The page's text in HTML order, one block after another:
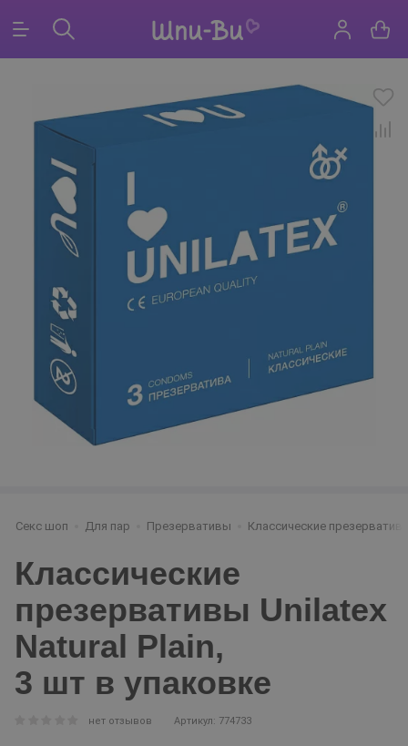
Секс шоп Для пар Презервативы Классические
Классические
презервативы Unilatex
Natural Plain,
3 шт в упаковке
нет отзывов Артикул: 774733